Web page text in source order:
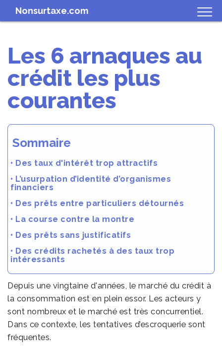
Nonsurtaxe.com
Les 6 arnaques au
crédit les plus
courantes
Sommaire
• Des taux d'intérêt trop attractifs
• L’usurpation d’identité d’organismes
financiers
• Des prêts entre particuliers détournés
• La course contre la montre
• Des prêts sans justificatifs
• Des crédits rachetés à des taux trop
intéressants
Depuis une vingtaine d'années, le marché du crédit à
la consommation est en plein essor. Les acteurs y
sont nombreux et le marché est très concurrentiel.
Dans ce contexte, les tentatives d’escroquerie sont
fréquentes.